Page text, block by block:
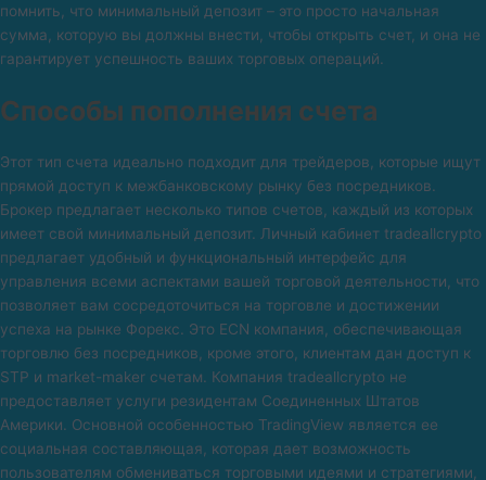
помнить, что минимальный депозит – это просто начальная
сумма, которую вы должны внести, чтобы открыть счет, и она не
гарантирует успешность ваших торговых операций.
Способы пополнения счета
Этот тип счета идеально подходит для трейдеров, которые ищут
прямой доступ к межбанковскому рынку без посредников.
Брокер предлагает несколько типов счетов, каждый из которых
имеет свой минимальный депозит. Личный кабинет tradeallcrypto
предлагает удобный и функциональный интерфейс для
управления всеми аспектами вашей торговой деятельности, что
позволяет вам сосредоточиться на торговле и достижении
успеха на рынке Форекс. Это ECN компания, обеспечивающая
торговлю без посредников, кроме этого, клиентам дан доступ к
STP и market-maker счетам. Компания tradeallcrypto не
предоставляет услуги резидентам Соединенных Штатов
Америки. Основной особенностью TradingView является ее
социальная составляющая, которая дает возможность
пользователям обмениваться торговыми идеями и стратегиями,